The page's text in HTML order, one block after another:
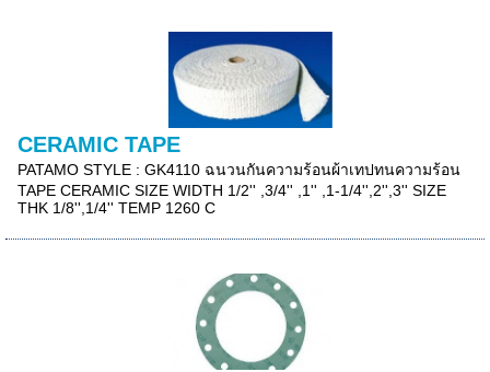
CERAMIC TAPE
PATAMO STYLE : GK4110 ฉนวนกันความร้อนผ้าเทปทนความร้อน
TAPE CERAMIC SIZE WIDTH 1/2'' ,3/4'' ,1'' ,1-1/4'',2'',3'' SIZE
THK 1/8'',1/4'' TEMP 1260 C